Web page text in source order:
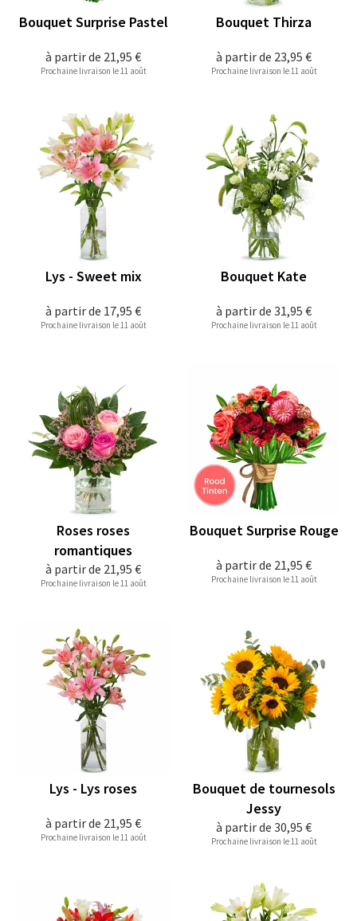
à partir de 21,95 €
Bouquet Surprise Pastel
Prochaine livraison le 11 août
à partir de 23,95 €
Bouquet Thirza
Prochaine livraison le 11 août
à partir de 17,95 €
Lys - Sweet mix
Prochaine livraison le 11 août
à partir de 31,95 €
Bouquet Kate
Prochaine livraison le 11 août
à partir de 21,95 €
Roses roses
romantiques
Prochaine livraison le 11 août
à partir de 21,95 €
Bouquet Surprise Rouge
Prochaine livraison le 11 août
à partir de 21,95 €
Lys - Lys roses
Prochaine livraison le 11 août
à partir de 30,95 €
Bouquet de tournesols
Jessy
Prochaine livraison le 11 août